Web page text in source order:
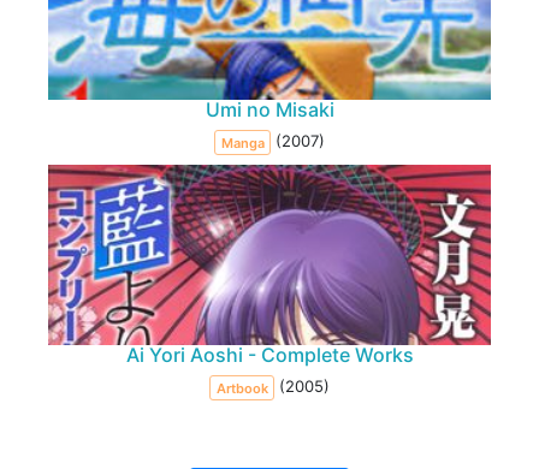
Umi no Misaki
Manga (2007)
Ai Yori Aoshi - Complete Works
Artbook (2005)